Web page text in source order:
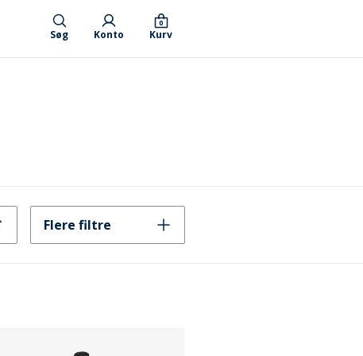
Søg Konto Kurv
0
Flere filtre